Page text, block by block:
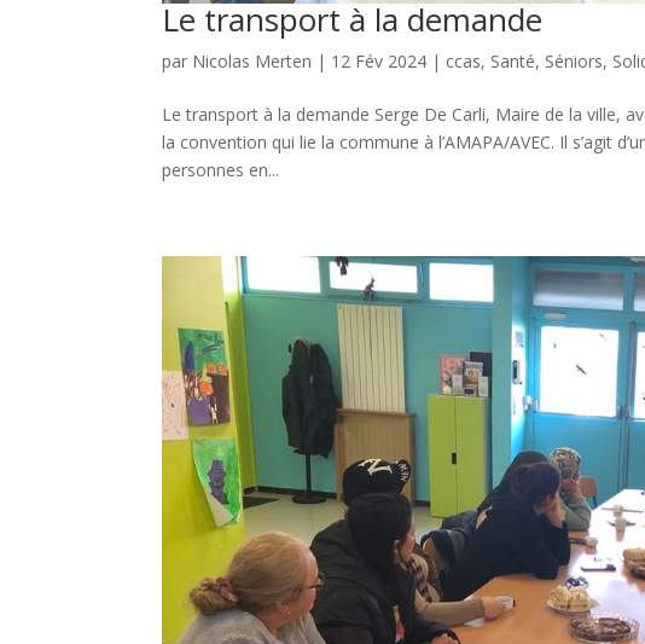
Le transport à la demande
par Nicolas Merten | 12 Fév 2024 | ccas, Santé, Séniors,
Le transport à la demande Serge De Carli, Maire de la ville,
la convention qui lie la commune à l’AMAPA/AVEC. Il s’agit
personnes en...